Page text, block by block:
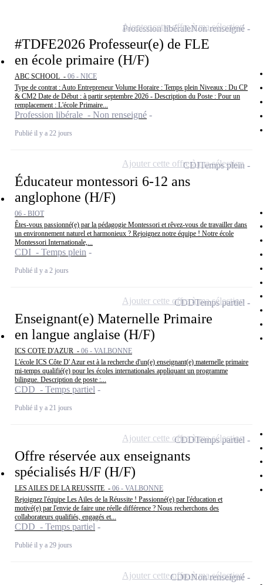
#TDFE2026 Professeur(e) de FLE
en école primaire (H/F)
ABC SCHOOL - 06 - NICE
Type de contrat : Auto Entrepreneur Volume Horaire : Temps plein Niveaux : Du CP
& CM2 Date de Début : à partir septembre 2026 - Description du Poste : Pour un
remplacement : L'école Primaire...
Profession libérale - Non renseigné
Publié il y a 22 jours
Profession libéraleNon renseigné
Ajouter cette offre à ma sélection
Éducateur montessori 6-12 ans
anglophone (H/F)
06 - BIOT
Êtes-vous passionné(e) par la pédagogie Montessori et rêvez-vous de travailler dans
un environnement naturel et harmonieux ? Rejoignez notre équipe ! Notre école
Montessori Internationale,...
CDI - Temps plein
Publié il y a 2 jours
CDITemps plein
Ajouter cette offre à ma sélection
Enseignant(e) Maternelle Primaire
en langue anglaise (H/F)
ICS COTE D'AZUR - 06 - VALBONNE
L'école ICS Côte D' Azur est à la recherche d'un(e) enseignant(e) maternelle primaire
mi-temps qualifié(e) pour les écoles internationales appliquant un programme
bilingue. Description de poste :...
CDD - Temps partiel
Publié il y a 21 jours
CDDTemps partiel
Ajouter cette offre à ma sélection
Offre réservée aux enseignants
spécialisés H/F (H/F)
LES AILES DE LA REUSSITE - 06 - VALBONNE
Rejoignez l'équipe Les Ailes de la Réussite ! Passionné(e) par l'éducation et
motivé(e) par l'envie de faire une réelle différence ? Nous recherchons des
collaborateurs qualifiés, engagés et...
CDD - Temps partiel
Publié il y a 29 jours
CDDTemps partiel
Ajouter cette offre à ma sélection
CDDNon renseigné
Ajouter cette offre à ma sélection